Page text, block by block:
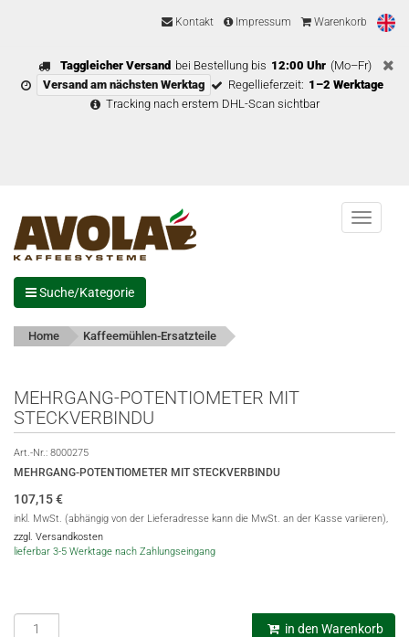
Kontakt Impressum Warenkorb
Taggleicher Versand bei Bestellung bis 12:00 Uhr (Mo–Fr)
Versand am nächsten Werktag
Regellieferzeit: 1–2 Werktage
Tracking nach erstem DHL-Scan sichtbar
Menu
Suche/Kategorie
Home Kaffeemühlen-Ersatzteile
MEHRGANG-POTENTIOMETER MIT
STECKVERBINDU
Art.-Nr.: 8000275
MEHRGANG-POTENTIOMETER MIT STECKVERBINDU
107,15€
inkl. MwSt. (abhängig von der Lieferadresse kann die MwSt. an der Kasse variieren),
zzgl. Versandkosten
lieferbar 3-5 Werktage nach Zahlungseingang
in den Warenkorb